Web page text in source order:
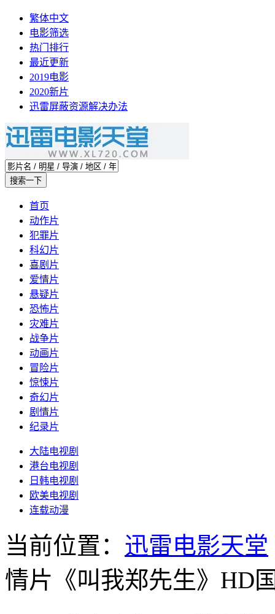
繁体中文
电影筛选
热门排行
最近更新
2019电影
2020新片
迅雷屏蔽资源解决办法
首页
动作片
犯罪片
科幻片
喜剧片
爱情片
悬疑片
恐怖片
灾难片
战争片
动画片
冒险片
惊悚片
奇幻片
剧情片
纪录片
大陆电视剧
港台电视剧
日韩电视剧
欧美电视剧
连载动漫
当前位置： 迅雷电影天堂
情片《叫我郑先生》HD